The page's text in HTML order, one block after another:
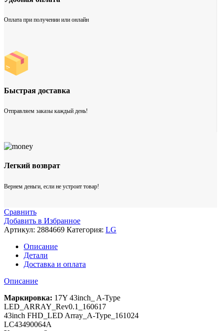
Оплата при получении или онлайн
Быстрая доставка
Отправляем заказы каждый день!
Легкий возврат
Вернем деньги, если не устроит товар!
Сравнить
Добавить в Избранное
Артикул: 2884669 Категория: LG
Описание
Детали
Доставка и оплата
Описание
Маркировка: 17Y 43inch_ A-Type
LED_ARRAY_Rev0.1_160617
43inch FHD_LED Array_A-Type_161024
LC43490064A